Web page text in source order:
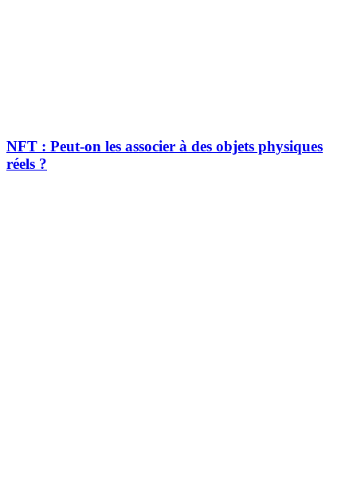
NFT : Peut-on les associer à des objets physiques
réels ?